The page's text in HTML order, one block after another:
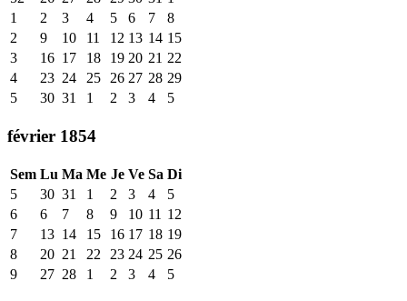
1
2 3 4 5 6 7
8
2
9 10 11 12 13 14 15
3
16 17 18 19 20 21 22
4
23 24 25 26 27 28 29
5
30 31 1 2 3 4 5
février 1854
Sem Lu Ma Me Je Ve Sa Di
5
30 31 1 2 3 4
5
6
6 7 8 9 10 11 12
7
13 14 15 16 17 18 19
8
20 21 22 23 24 25 26
9
27 28 1 2 3 4 5